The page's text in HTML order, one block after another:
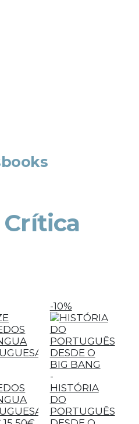
-10%
-
HISTÓRIA
DO
PORTUGUÊS